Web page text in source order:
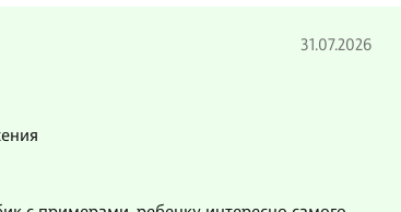
31.07.2026